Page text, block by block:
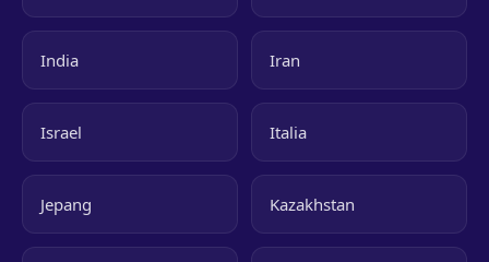
India Iran
Israel Italia
Jepang Kazakhstan